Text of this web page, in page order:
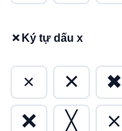
✗ Ký tự dấu x
× ✕ ✖
❌
╳ ⨯